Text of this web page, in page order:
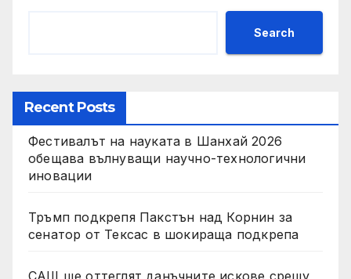
Search
Recent Posts
Фестивалът на науката в Шанхай 2026
обещава вълнуващи научно-технологични
иновации
Тръмп подкрепя Пакстън над Корнин за
сенатор от Тексас в шокираща подкрепа